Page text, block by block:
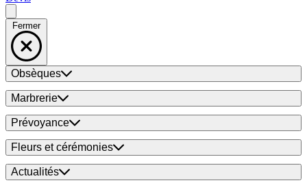
Fermer
Obsèques
Marbrerie
Prévoyance
Fleurs et cérémonies
Actualités